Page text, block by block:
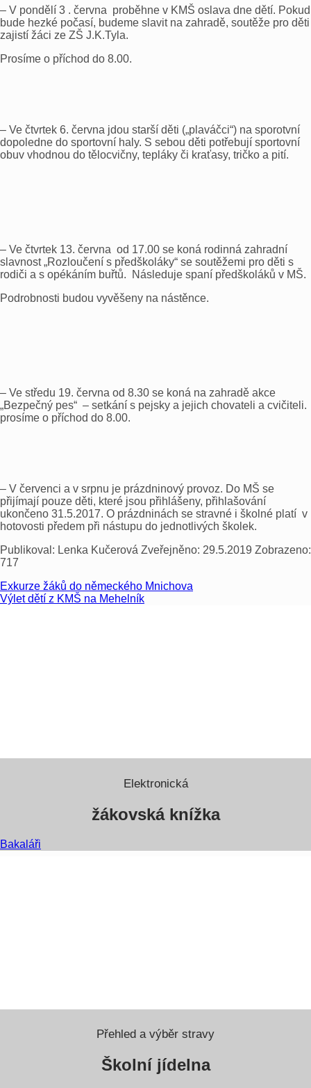
– V pondělí 3 . června proběhne v KMŠ oslava dne dětí. Pokud
bude hezké počasí, budeme slavit na zahradě, soutěže pro děti
zajistí žáci ze ZŠ J.K.Tyla.
Prosíme o příchod do 8.00.
– Ve čtvrtek 6. června jdou starší děti („plaváčci“) na sporotvní
dopoledne do sportovní haly. S sebou děti potřebují sportovní
obuv vhodnou do tělocvičny, tepláky či kraťasy, tričko a pití.
– Ve čtvrtek 13. června od 17.00 se koná rodinná zahradní
slavnost „Rozloučení s předškoláky“ se soutěžemi pro děti s
rodiči a s opékáním buřtů. Následuje spaní předškoláků v MŠ.
Podrobnosti budou vyvěšeny na nástěnce.
– Ve středu 19. června od 8.30 se koná na zahradě akce
„Bezpečný pes“ – setkání s pejsky a jejich chovateli a cvičiteli.
prosíme o příchod do 8.00.
– V červenci a v srpnu je prázdninový provoz. Do MŠ se
přijímají pouze děti, které jsou přihlášeny, přihlašování
ukončeno 31.5.2017. O prázdninách se stravné i školné platí v
hotovosti předem při nástupu do jednotlivých školek.
Publikoval: Lenka Kučerová Zveřejněno: 29.5.2019 Zobrazeno:
717
Exkurze žáků do německého Mnichova
Výlet dětí z KMŠ na Mehelník
Elektronická
žákovská knížka
Bakaláři
Přehled a výběr stravy
Školní jídelna